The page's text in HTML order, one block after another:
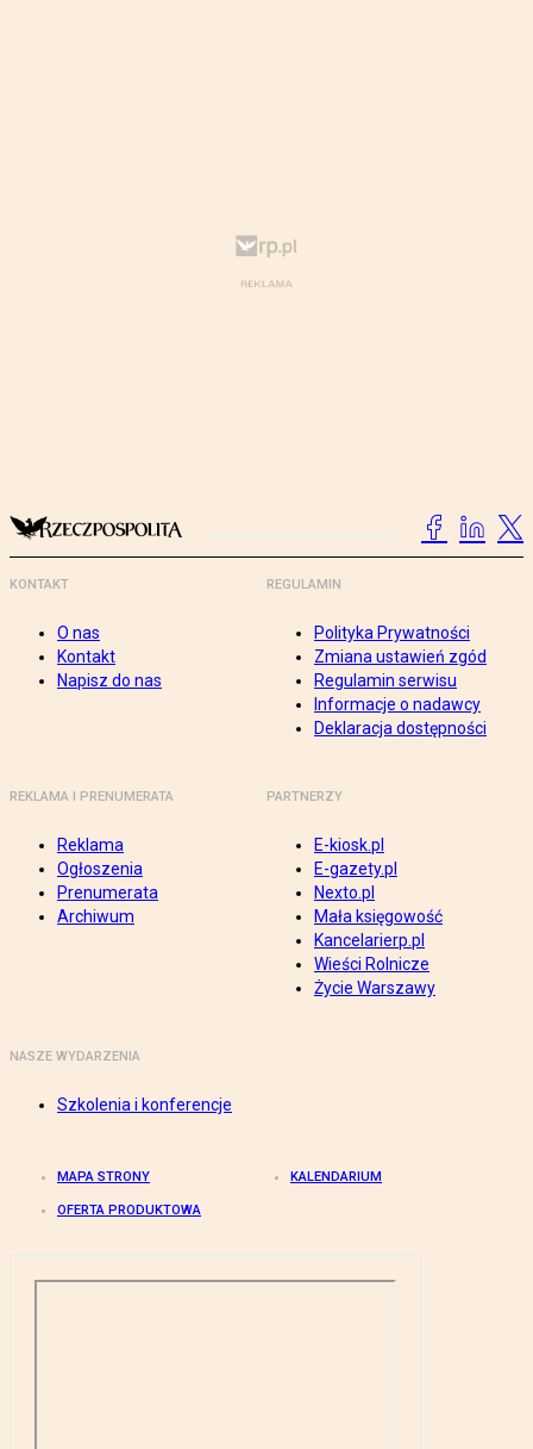
KONTAKT
O nas
Kontakt
Napisz do nas
REGULAMIN
Polityka Prywatności
Zmiana ustawień zgód
Regulamin serwisu
Informacje o nadawcy
Deklaracja dostępności
REKLAMA I PRENUMERATA
Reklama
Ogłoszenia
Prenumerata
Archiwum
PARTNERZY
E-kiosk.pl
E-gazety.pl
Nexto.pl
Mała księgowość
Kancelarierp.pl
Wieści Rolnicze
Życie Warszawy
NASZE WYDARZENIA
Szkolenia i konferencje
MAPA STRONY KALENDARIUM
OFERTA PRODUKTOWA